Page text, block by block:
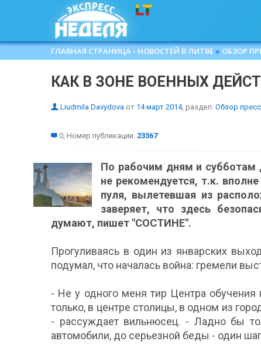
ГЛАВНАЯ СТРАНИЦА - НОВОСТЕЙ В ЛИТВЕ » ОБЗОР
КАК В ЗОНЕ ВОЕННЫХ
Liudmila Davydova от 14 март 2014, раздел: Обзор
0, Номер публикации: 23367
По рабочим дням и субботам
не рекомендуется, т.к.
пуля, вылетевшая из
заверяет, что здесь
думают, пишет "СОСТИНЕ".
Прогуливаясь в один из январских
подумал, что началась война: гремели
- Не у одного меня тир Центра
только, в центре столицы, в одном из
- рассуждает вильнюсец. - Ладно бы
автомобили, до серьезной беды - один